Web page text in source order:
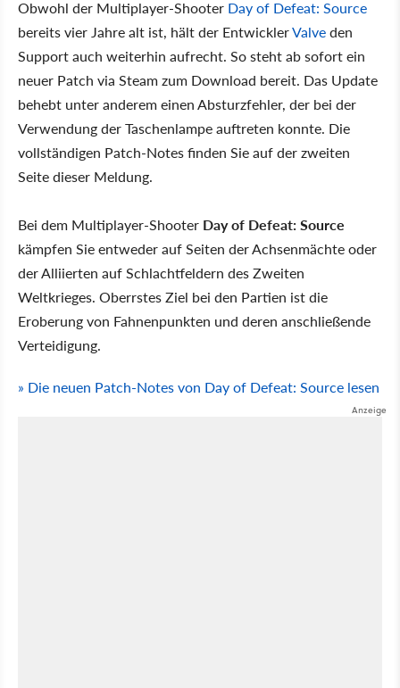
Obwohl der Multiplayer-Shooter Day of Defeat: Source
bereits vier Jahre alt ist, hält der EntwicklerValveden
Support auch weiterhin aufrecht. So steht ab sofort ein
neuer Patch via Steam zum Download bereit. Das Update
behebt unter anderem einen Absturzfehler, der bei der
Verwendung der Taschenlampe auftreten konnte. Die
vollständigen Patch-Notes finden Sie auf der zweiten
Seite dieser Meldung.
Bei dem Multiplayer-Shooter Day of Defeat: Source
kämpfen Sie entweder auf Seiten der Achsenmächte oder
der Alliierten auf Schlachtfeldern des Zweiten
Weltkrieges. Oberrstes Ziel bei den Partien ist die
Eroberung von Fahnenpunkten und deren anschließende
Verteidigung.
» Die neuen Patch-Notes von Day of Defeat: Source lesen